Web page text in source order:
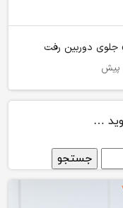
جلوی دوربین رفت
…